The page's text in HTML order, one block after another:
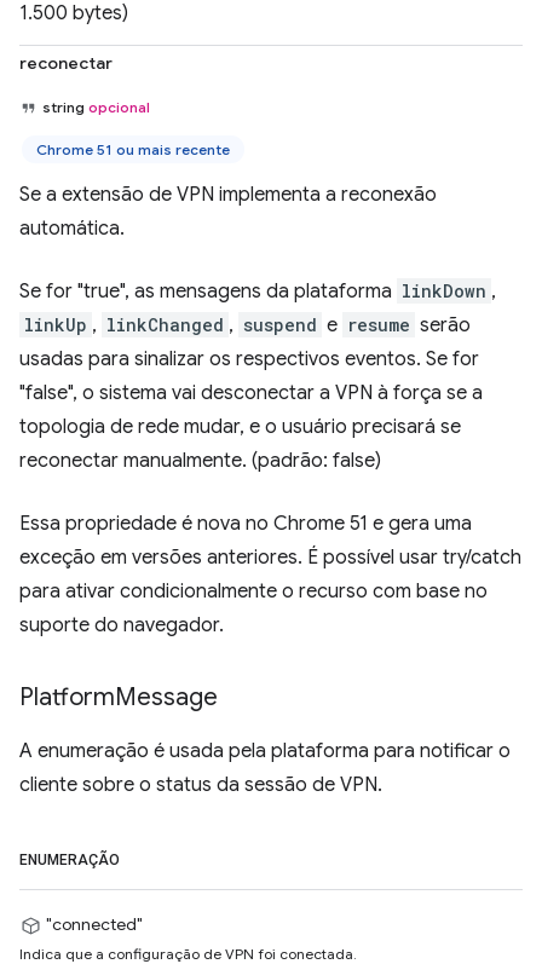
1.500 bytes)
reconectar
string opcional
Chrome 51 ou mais recente
Se a extensão de VPN implementa a reconexão
automática.
Se for "true", as mensagens da plataforma linkDown ,
linkUp , linkChanged , suspend e resume serão
usadas para sinalizar os respectivos eventos. Se for
"false", o sistema vai desconectar a VPN à força se a
topologia de rede mudar, e o usuário precisará se
reconectar manualmente. (padrão: false)
Essa propriedade é nova no Chrome 51 e gera uma
exceção em versões anteriores. É possível usar try/catch
para ativar condicionalmente o recurso com base no
suporte do navegador.
PlatformMessage
A enumeração é usada pela plataforma para notificar o
cliente sobre o status da sessão de VPN.
ENUMERAÇÃO
"connected"
Indica que a configuração de VPN foi conectada.